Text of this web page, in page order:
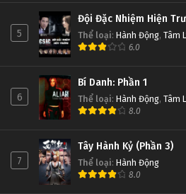
5
Đội Đặc Nhiệm Hiện
Thể loại: Hành Động, Tâm
6.0
6
Bí Danh: Phần 1
Thể loại: Hành Động, Tâm
8.0
7
Tây Hành Kỷ (Phần 3)
Thể loại: Hành Động
8.0